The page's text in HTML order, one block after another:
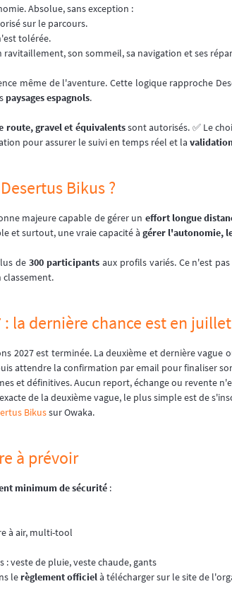
Absolue, sans exception :
sur le parcours.
tolérée.
son sommeil, sa navigation et ses
même de l'aventure. Cette logique rapproche
paysages espagnols.
route, gravel et équivalentssont autorisés. ✅ Le
pour assurer le suivi en temps réel et la
Bikus ?
majeure capable de gérer un effort longue
et surtout, une vraie capacité à gérer l'autonomie,
de300 participants aux profils variés. Ce n'est
la dernière chance est en juillet
2027 est terminée. La deuxième et dernière
attendre la confirmation par email pour finaliser
et définitives. Aucun report, échange ou revente
de la deuxième vague, le plus simple est de
Bikussur Owaka.
à prévoir
minimum de sécurité :
à air, multi-tool
veste de pluie, veste chaude, gants
le règlement officiel à télécharger sur le site de